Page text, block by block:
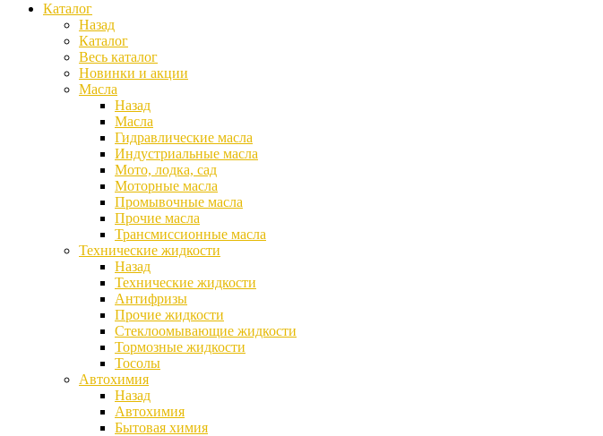
Каталог
Назад
Каталог
Весь каталог
Новинки и акции
Масла
Назад
Масла
Гидравлические масла
Индустриальные масла
Мото, лодка, сад
Моторные масла
Промывочные масла
Прочие масла
Трансмиссионные масла
Технические жидкости
Назад
Технические жидкости
Антифризы
Прочие жидкости
Стеклоомывающие жидкости
Тормозные жидкости
Тосолы
Автохимия
Назад
Автохимия
Бытовая химия